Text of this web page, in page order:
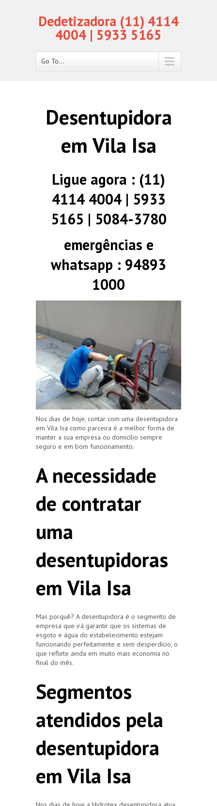
Dedetizadora (11) 4114
4004 | 5933 5165
Go To...
Desentupidora
em Vila Isa
Ligue agora : (11)
4114 4004 | 5933
5165 | 5084-3780
emergências e
whatsapp : 94893
1000
Nos dias de hoje, contar com uma desentupidora
em Vila Isa como parceira é a melhor forma de
manter a sua empresa ou domicílio sempre
seguro e em bom funcionamento.
A necessidade
de contratar
uma
desentupidoras
em Vila Isa
Mas porquê? A desentupidora é o segmento de
empresa que irá garantir que os sistemas de
esgoto e água do estabelecimento estejam
funcionando perfeitamente e sem desperdício, o
que reflete ainda em muito mais economia no
final do mês.
Segmentos
atendidos pela
desentupidora
em Vila Isa